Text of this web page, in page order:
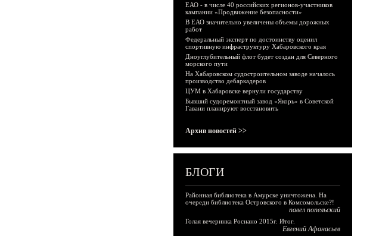
ЕАО - в числе 40 российских регионов-участников
кампании «Продвижение безопасности»
В ЕАО значительно увеличены объемы дорожных
работ
Федеральный эксперт по достоинству оценил
спортивную инфраструктуру Хабаровского края
Дноуглубительный флот будет создан для Северного
морского пути
На Хабаровском судостроительном заводе началось
производство дебаркадеров
ЦУМ в Хабаровске вернули государству
Бывший судоремонтный завод «Якорь» в Советской
Гавани планируют восстановить
Архив новостей >>
БЛОГИ
Районная библиотека в Амурске уничтожена. На
очереди библиотека Островского в Комсомольске?!
павел попельский
Голая вечеринка Роснано 2015г. Итог.
Евгений Афанасьев